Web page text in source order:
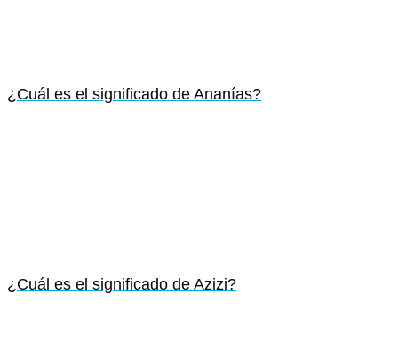
¿Cuál es el significado de Ananías?
¿Cuál es el significado de Azizi?